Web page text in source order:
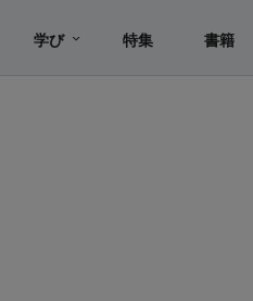
学び 特集 書籍